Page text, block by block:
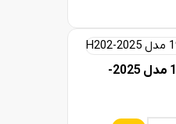
لاستیک هابیلد سایز 195/65R15 مدل 2025-